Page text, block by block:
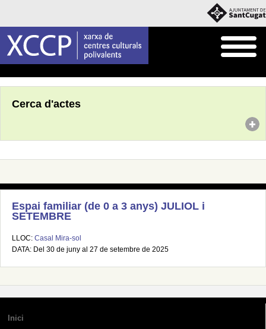
Cerca d'actes
Espai familiar (de 0 a 3 anys) JULIOL i
SETEMBRE
LLOC: Casal Mira-sol
DATA: Del 30 de juny al 27 de setembre de 2025
Inici